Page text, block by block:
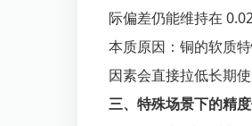
际偏差仍能维持在
本质原因：铜的软质
因素会直接拉低长期
三、特殊场景下的精